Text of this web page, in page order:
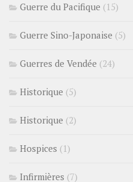
Guerre du Pacifique (15)
Guerre Sino-Japonaise (5)
Guerres de Vendée (24)
Historique (5)
Historique (2)
Hospices (1)
Infirmières (7)